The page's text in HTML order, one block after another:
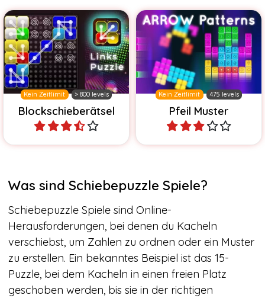
Kein Zeitlimit > 800 levels
Blockschieberätsel
Löse mehr als 800 Rätsel
mit verbundenen Blöcken.
Spiele
Kein Zeitlimit 475 levels
Pfeil Muster
Löse 475 Bilderpuzzles mit
den Pfeiltasten.
Spiele
Was sind Schiebepuzzle Spiele?
Schiebepuzzle Spiele sind Online-
Herausforderungen, bei denen du Kacheln
verschiebst, um Zahlen zu ordnen oder ein Muster
zu erstellen. Ein bekanntes Beispiel ist das 15-
Puzzle, bei dem Kacheln in einen freien Platz
geschoben werden, bis sie in der richtigen